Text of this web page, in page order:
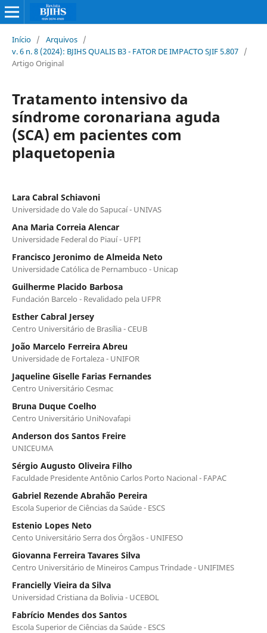
Início / Arquivos /
v. 6 n. 8 (2024): BJIHS QUALIS B3 - FATOR DE IMPACTO SJIF 5.807 /
Artigo Original
Tratamento intensivo da
síndrome coronariana aguda
(SCA) em pacientes com
plaquetopenia
Lara Cabral Schiavoni
Universidade do Vale do Sapucaí - UNIVAS
Ana Maria Correia Alencar
Universidade Federal do Piauí - UFPI
Francisco Jeronimo de Almeida Neto
Universidade Católica de Pernambuco - Unicap
Guilherme Placido Barbosa
Fundación Barcelo - Revalidado pela UFPR
Esther Cabral Jersey
Centro Universitário de Brasília - CEUB
João Marcelo Ferreira Abreu
Universidade de Fortaleza - UNIFOR
Jaqueline Giselle Farias Fernandes
Centro Universitário Cesmac
Bruna Duque Coelho
Centro Universitário UniNovafapi
Anderson dos Santos Freire
UNICEUMA
Sérgio Augusto Oliveira Filho
Faculdade Presidente Antônio Carlos Porto Nacional - FAPAC
Gabriel Rezende Abrahão Pereira
Escola Superior de Ciências da Saúde - ESCS
Estenio Lopes Neto
Cento Universitário Serra dos Órgãos - UNIFESO
Giovanna Ferreira Tavares Silva
Centro Universitário de Mineiros Campus Trindade - UNIFIMES
Francielly Vieira da Silva
Universidad Cristiana da Bolivia - UCEBOL
Fabrício Mendes dos Santos
Escola Superior de Ciências da Saúde - ESCS